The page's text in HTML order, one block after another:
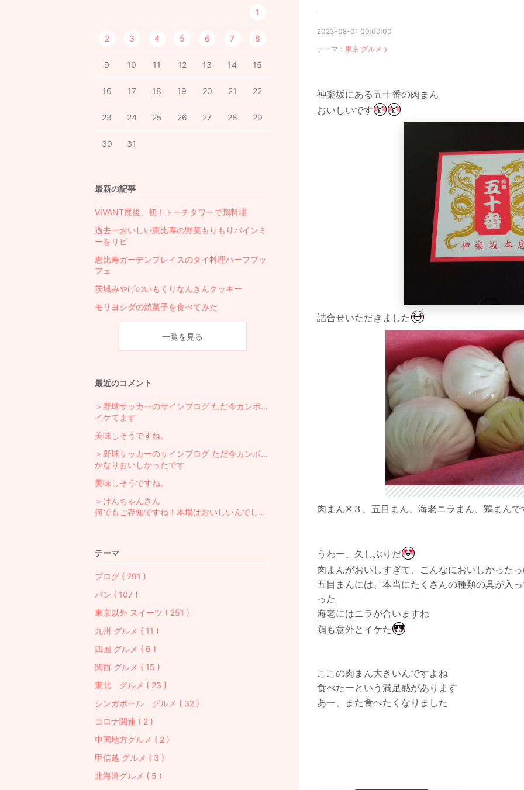
2023-08-01 00:00:00
テーマ： 東京 グルメ
神楽坂にある五十番の肉まん
おいしいです
詰合せいただきました
肉まん✕３、五目まん、海老ニラまん、鶏まんで
うわー、久しぶりだ
肉まんがおいしすぎて、こんなにおいしかった
五目まんには、本当にたくさんの種類の具が入
った
海老にはニラが合いますね
鶏も意外とイケた
ここの肉まん大きいんですよね
食べたーという満足感があります
あー、また食べたくなりました
1
2 3 4 5 6 7 8
9 10 11 12 13 14 15
16 17 18 19 20 21 22
23 24 25 26 27 28 29
30 31
最新の記事
VIVANT展後、初！トーチタワーで鶏料理
過去一おいしい恵比寿の野菜もりもりバインミ
ーをリピ
恵比寿ガーデンプレイスのタイ料理ハーフブッ
フェ
茨城みやげのいもくりなんきんクッキー
モリヨシダの焼菓子を食べてみた
一覧を見る
最近のコメント
＞野球サッカーのサインブログ ただ今カンボジア在住さん
イケてます
美味しそうですね。
＞野球サッカーのサインブログ ただ今カンボジア在住さん
かなりおいしかったです
美味しそうですね。
＞けんちゃんさん
何でもご存知ですね！本場はおいしいんでしょうね～
テーマ
ブログ ( 791 )
パン ( 107 )
東京以外 スイーツ ( 251 )
九州 グルメ ( 11 )
四国 グルメ ( 6 )
関西 グルメ ( 15 )
東北 グルメ ( 23 )
シンガポール グルメ ( 32 )
コロナ関連 ( 2 )
中国地方グルメ ( 2 )
甲信越 グルメ ( 3 )
北海道グルメ ( 5 )